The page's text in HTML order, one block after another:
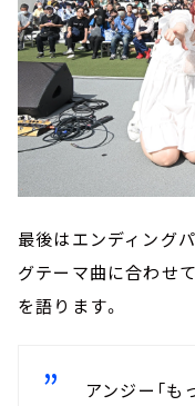
最後はエンディング
グテーマ曲に合わせ
を語ります。
アンジー「も